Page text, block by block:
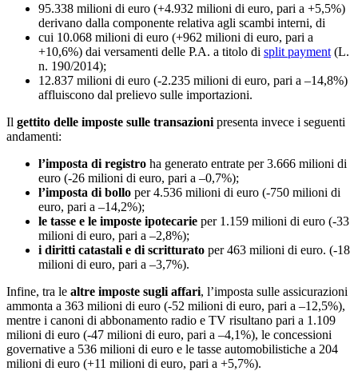
95.338 milioni di euro (+4.932 milioni di euro, pari a +5,5%)
derivano dalla componente relativa agli scambi interni, di
cui 10.068 milioni di euro (+962 milioni di euro, pari a
+10,6%) dai versamenti delle P.A. a titolo di split payment (L.
n. 190/2014);
12.837 milioni di euro (-2.235 milioni di euro, pari a –14,8%)
affluiscono dal prelievo sulle importazioni.
Il gettito delle imposte sulle transazioni presenta invece i seguenti
andamenti:
l’imposta di registro ha generato entrate per 3.666 milioni di
euro (-26 milioni di euro, pari a –0,7%);
l’imposta di bollo per 4.536 milioni di euro (-750 milioni di
euro, pari a –14,2%);
le tasse e le imposte ipotecarie per 1.159 milioni di euro (-33
milioni di euro, pari a –2,8%);
i diritti catastali e di scritturato per 463 milioni di euro. (-18
milioni di euro, pari a –3,7%).
Infine, tra le altre imposte sugli affari, l’imposta sulle assicurazioni
ammonta a 363 milioni di euro (-52 milioni di euro, pari a –12,5%),
mentre i canoni di abbonamento radio e TV risultano pari a 1.109
milioni di euro (-47 milioni di euro, pari a –4,1%), le concessioni
governative a 536 milioni di euro e le tasse automobilistiche a 204
milioni di euro (+11 milioni di euro, pari a +5,7%).